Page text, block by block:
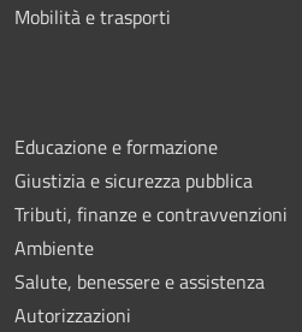
Mobilità e trasporti
Educazione e formazione
Giustizia e sicurezza pubblica
Tributi, finanze e contravvenzioni
Ambiente
Salute, benessere e assistenza
Autorizzazioni